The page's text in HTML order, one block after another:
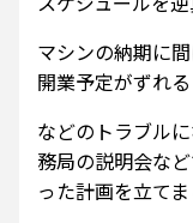
マシンの納期に
開業予定がずれる
などのトラブル
務局の説明会な
った計画を立てま